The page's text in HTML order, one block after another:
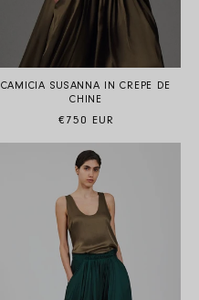
CAMICIA SUSANNA IN CREPE DE
CHINE
Prezzo di listino
€750 EUR